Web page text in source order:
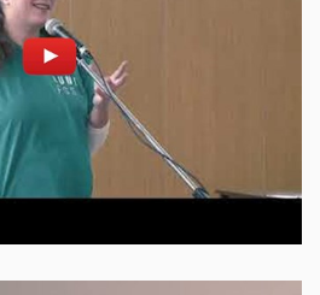
a přehrát
youtube.com